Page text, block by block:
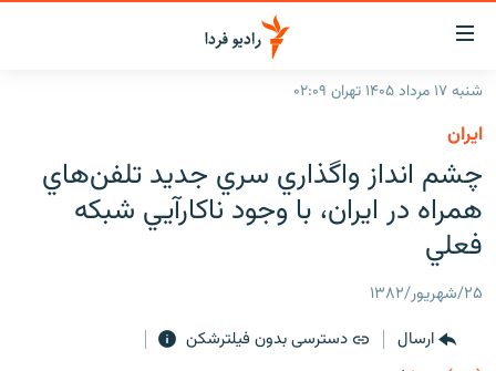
لینک‌های
قابلیت
دسترسی
بازگشت
منوی
اصلی
رفتن
صفحه
ایران
جهان
رادیو
پادکست
گزارش‌های تصویریزنان فردا
شنبه ۱۷ مرداد ۱۴۰۵ تهران ۰۲:۰۹
ايران
چشم انداز واگذاري سري جديد تلفن‌هاي
همراه در ايران، با وجود ناکارآيي شبکه
فعلي
۲۵/شهریور/۱۳۸۲
ارسال
دسترسی بدون فیلترشکن